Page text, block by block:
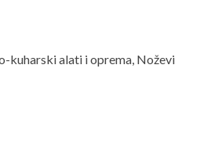
kuharski alati i oprema, Noževi